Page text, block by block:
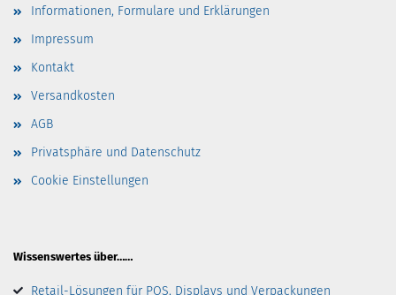
Informationen, Formulare und Erklärungen
Impressum
Kontakt
Versandkosten
AGB
Privatsphäre und Datenschutz
Cookie Einstellungen
Wissenswertes über……
Retail-Lösungen für POS, Displays und Verpackungen